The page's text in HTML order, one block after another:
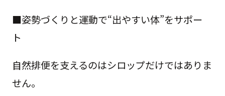
■姿勢づくりと運動で“出やすい体”をサポー
ト
自然排便を支えるのはシロップだけではありま
せん。